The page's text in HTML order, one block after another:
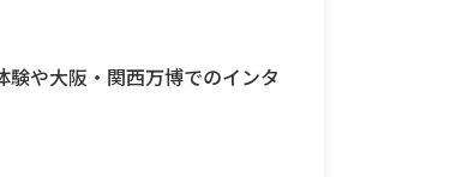
や大阪・関西万博でのインタ